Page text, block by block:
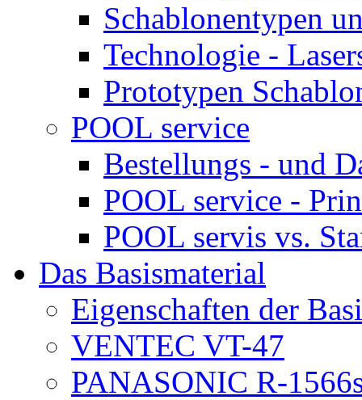
Schablonentypen
Technologie -
Prototypen
POOL service
Bestellungs - und
POOL service -
POOL servis vs.
Das Basismaterial
Eigenschaften der
VENTEC VT-47
PANASONIC R-